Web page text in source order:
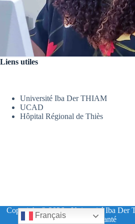
Liens utiles
Université Iba Der THIAM
UCAD
Hôpital Régional de Thiès
Copyright © 2026 - Université Iba Der
UFR Santé
Français